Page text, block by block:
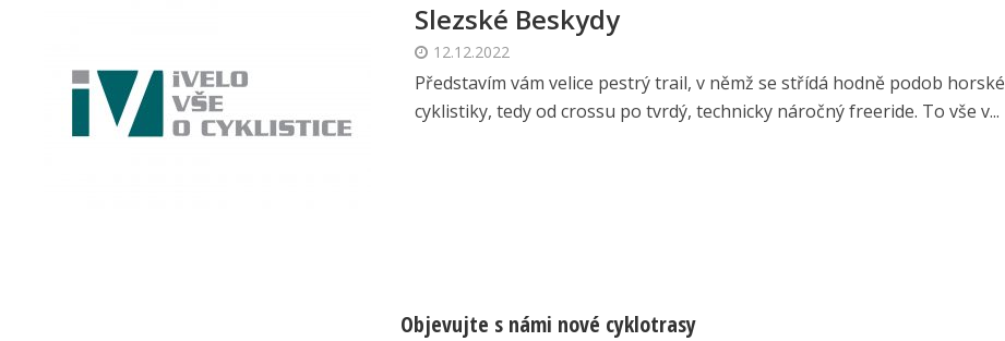
Slezské Beskydy
12.12.2022
Představím vám velice pestrý trail, v němž se střídá hodně podob horské
cyklistiky, tedy od crossu po tvrdý, technicky náročný freeride. To vše v...
Objevujte s námi nové cyklotrasy